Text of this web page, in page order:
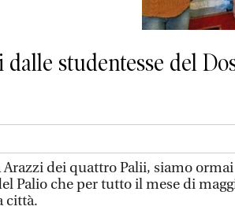
studentesse del
dei quattro Palii, siamo ormai
Palio che per tutto il mese di
città.